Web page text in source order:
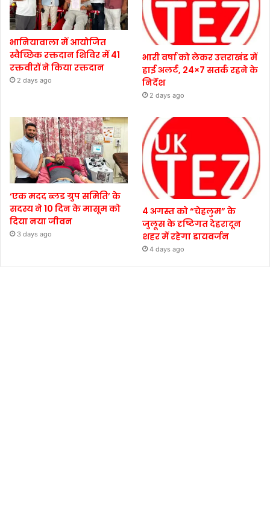
भानियावाला में आयोजित
स्वैच्छिक रक्तदान शिविर में 41
रक्तवीरों ने किया रक्तदान
2 days ago
भारी वर्षा को लेकर उत्तराखंड में
हाई अलर्ट, 24×7 सतर्क रहने के
निर्देश
2 days ago
‘एक मदद ब्लड ग्रुप समिति’ के
सदस्य ने 10 दिन के मासूम को
दिया नया जीवन
3 days ago
4 अगस्त को “चेहलुम” के
जुलूस के दृष्टिगत देहरादून
शहर में रहेगा डायवर्जन
4 days ago